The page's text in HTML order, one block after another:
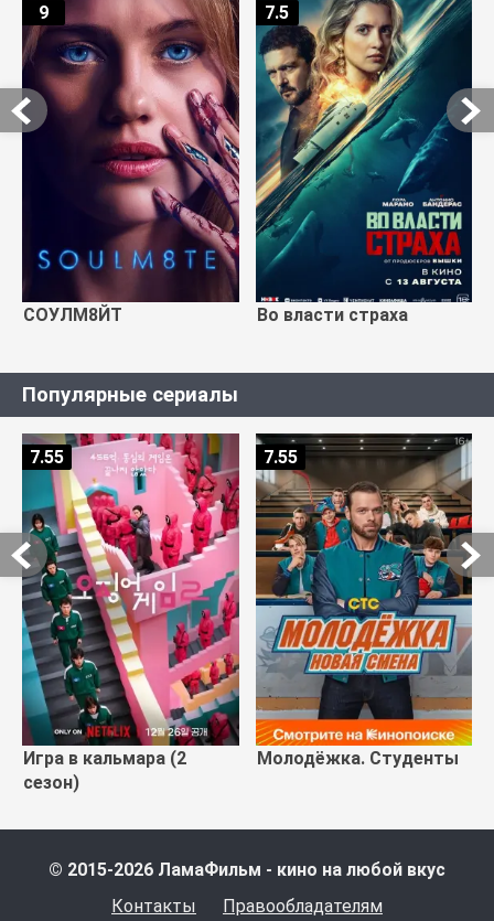
СОУЛМ8ЙТ
9
Во власти страха
7.5
Популярные сериалы
Игра в кальмара (2
сезон)
7.55
Молодёжка. Студенты
7.55
© 2015-2026 ЛамаФильм - кино на любой вкус
Контакты
Правообладателям